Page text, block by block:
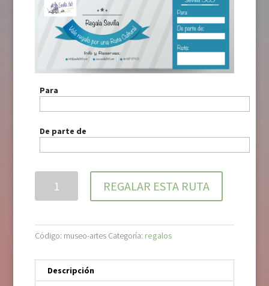
Para
De parte de
REGALAR ESTA RUTA
Código: museo-artes Categoría: regalos
Descripción